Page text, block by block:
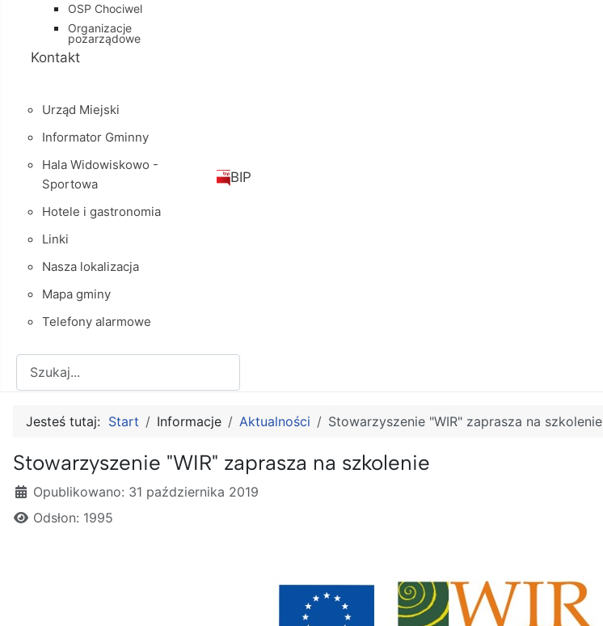
OSP Chociwel
Organizacje
pozarządowe
Kontakt
Urząd Miejski
Informator Gminny
Hala Widowiskowo -
Sportowa
Hotele i gastronomia
Linki
Nasza lokalizacja
Mapa gminy
Telefony alarmowe
BIP
Jesteś tutaj: Start Informacje Aktualności Stowarzyszenie "WIR" zaprasza na szkolenie
Stowarzyszenie "WIR" zaprasza na szkolenie
Szczegóły
Opublikowano: 31 października 2019
Odsłon: 1995